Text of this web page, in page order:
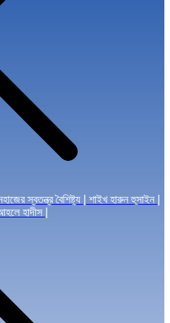
স্বতন্ত্র বৈশিষ্ট্য | শাইখ হারুন হুসাইন |
হাদীস |